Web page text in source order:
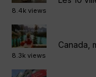
8.4k views
Canada,
8.3k views